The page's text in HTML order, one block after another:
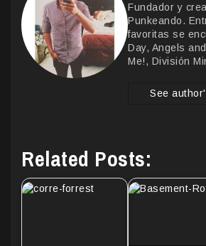
Fundador y
Punkeando.
favoritas se
Day, Angels
Me!, División
See
Related Posts: